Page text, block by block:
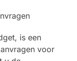
is een
voor